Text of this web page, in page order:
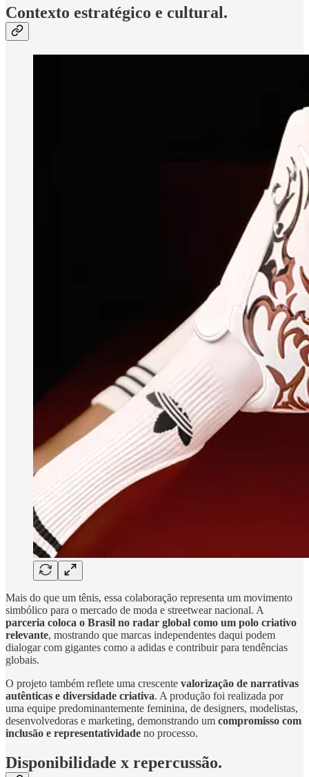
Contexto estratégico e cultural.
Mais do que um tênis, essa colaboração representa um movimento
simbólico para o mercado de moda e streetwear nacional. A
parceria coloca o Brasil no radar global como um polo criativo
relevante, mostrando que marcas independentes daqui podem
dialogar com gigantes como a adidas e contribuir para tendências
globais.
O projeto também reflete uma crescente valorização de narrativas
autênticas e diversidade criativa. A produção foi realizada por
uma equipe predominantemente feminina, de designers, modelistas,
desenvolvedoras e marketing, demonstrando um compromisso com
inclusão e representatividade no processo.
Disponibilidade x repercussão.